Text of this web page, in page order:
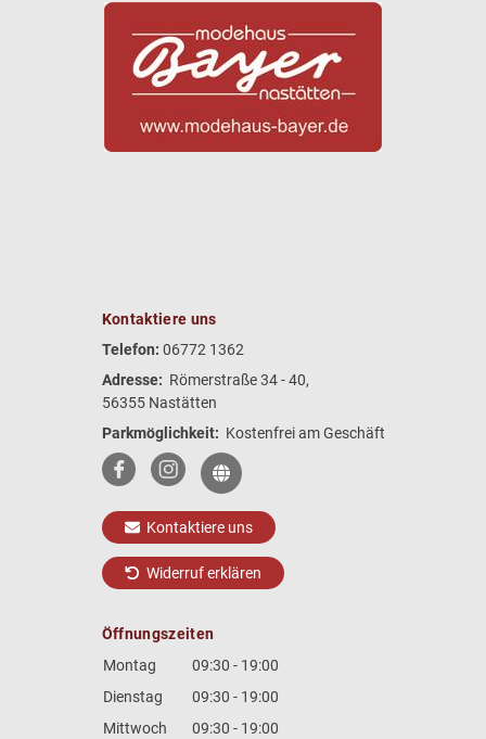
Kontaktiere uns
Telefon: 06772 1362
Adresse: Römerstraße 34 - 40,
56355 Nastätten
Parkmöglichkeit: Kostenfrei am Geschäft
Kontaktiere uns
Widerruf erklären
Öffnungszeiten
Montag
09:30 - 19:00
Dienstag
09:30 - 19:00
Mittwoch
09:30 - 19:00